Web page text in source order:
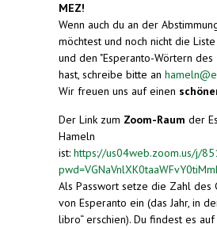
MEZ!
Wenn auch du an der
möchtest und noch nicht die
und den "Esperanto-Wörtern
hast, schreibe bitte an
Wir freuen uns auf einen
Der Link zum Zoom-Raum der
Hameln
ist: https://us04web.zoom.us/j/
Als Passwort setze die Zahl des
von Esperanto ein (das Jahr, in
libro“ erschien). Du findest es